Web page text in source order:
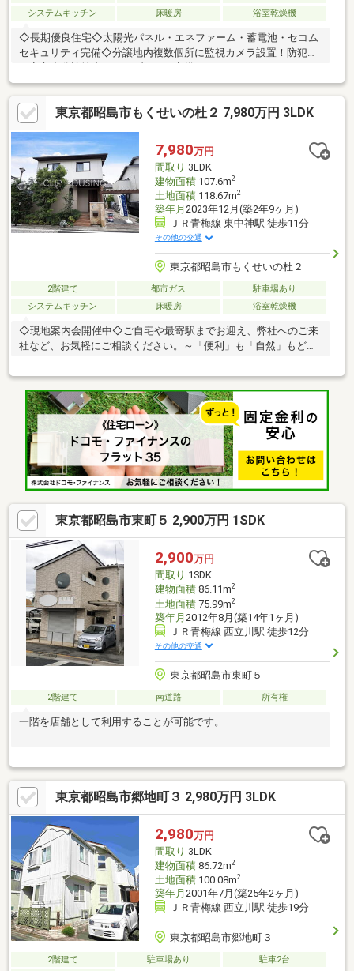
システムキッチン
床暖房 浴室乾燥機
◇長期優良住宅◇太陽光パネル・エネファーム・蓄電池・セコム
セキュリティ完備◇分譲地内複数個所に監視カメラ設置！防犯面
など自由に使用可！（Wi-Fi完備）
東京都昭島市もくせいの杜２ 7,980万円 3LDK
7,980万円
間取り 3LDK
建物面積107.6m2
土地面積118.67m2
築年月 2023年12月(築2年9ヶ月)
ＪＲ青梅線 東中神駅 徒歩11分
その他の交通
東京都昭島市もくせいの杜２
2階建て 都市ガス
駐車場あり
システムキッチン
床暖房 浴室乾燥機
◇現地案内会開催中◇ご自宅や最寄駅までお迎え、弊社へのご来
社など、お気軽にご相談ください。～「便利」も「自然」もどち
の閑静な街並みに佇む3LDK！土地118㎡超のゆとりに加え、スー
パー・学校が徒歩圏内！昭和記念公園やららぽーと立川立飛、
IKEA立川も近く、子育ても休日も快適に！利便性と自然が調和し
た、家族にうれしい住まいです。～お好きな日時にご内見可能～
「宅地建物取引士」、「住宅ローンアドバイザー」資格保有者が
担当いたします！住宅ローン無料相談承ります！お気軽にお問合
せください！
東京都昭島市東町５ 2,900万円 1SDK
2,900万円
間取り 1SDK
建物面積86.11m2
土地面積75.99m2
築年月 2012年8月(築14年1ヶ月)
ＪＲ青梅線 西立川駅 徒歩12分
その他の交通
東京都昭島市東町５
2階建て 南道路 所有権
一階を店舗として利用することが可能です。
東京都昭島市郷地町３ 2,980万円 3LDK
2,980万円
間取り 3LDK
建物面積86.72m2
土地面積100.08m2
築年月 2001年7月(築25年2ヶ月)
ＪＲ青梅線 西立川駅 徒歩19分
東京都昭島市郷地町３
2階建て 駐車場あり
駐車2台